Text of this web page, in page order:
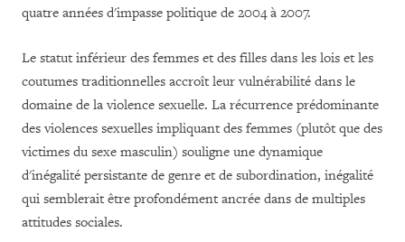
quatre années d'impasse politique de 2004 à 2007.
Le statut inférieur des femmes et des filles dans les lois et les
coutumes traditionnelles accroît leur vulnérabilité dans le
domaine de la violence sexuelle. La récurrence prédominante
des violences sexuelles impliquant des femmes (plutôt que des
victimes du sexe masculin) souligne une dynamique
d'inégalité persistante de genre et de subordination, inégalité
qui semblerait être profondément ancrée dans de multiples
attitudes sociales.